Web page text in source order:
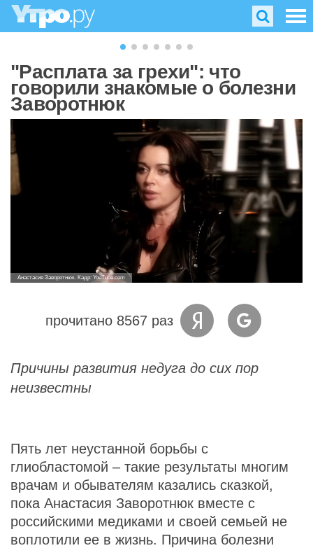
"Расплата за грехи": что
говорили знакомые о болезни
Заворотнюк
Анастасия Заворотнюк. Кадр: YouTube.com
прочитано 8567 раз
Причины развития недуга до сих пор
неизвестны
Пять лет неустанной борьбы с
глиобластомой – такие результаты многим
врачам и обывателям казались сказкой,
пока Анастасия Заворотнюк вместе с
российскими медиками и своей семьей не
воплотили ее в жизнь. Причина болезни